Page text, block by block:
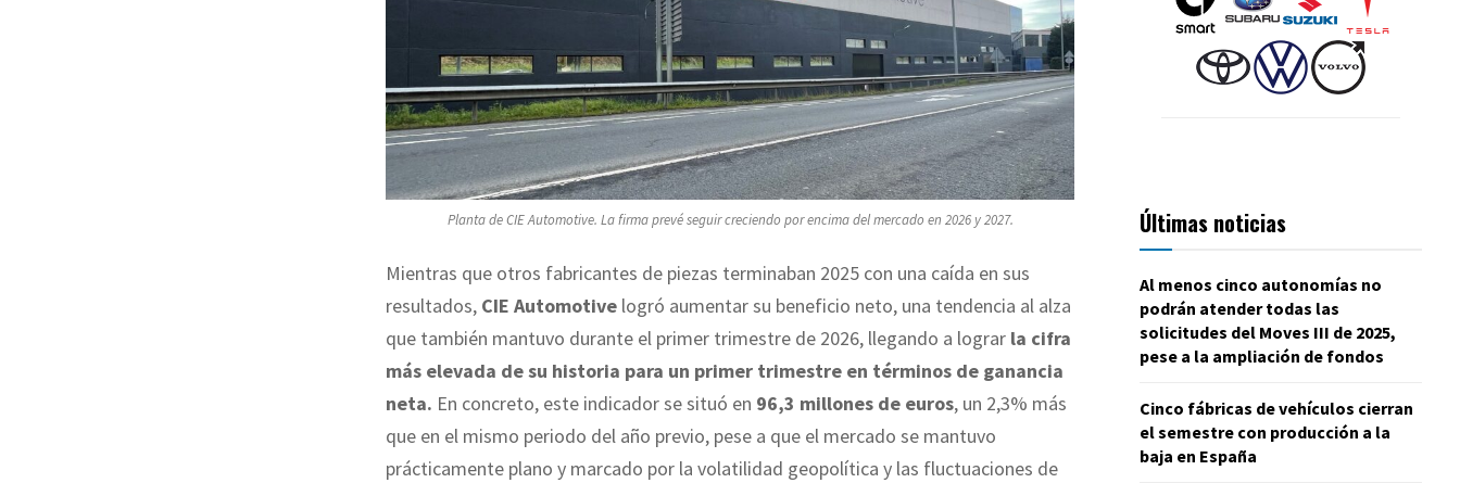
Planta de CIE Automotive. La firma prevé seguir creciendo por encima del mercado en 2026 y 2027.
Mientras que otros fabricantes de piezas terminaban 2025 con una caída en sus
resultados, CIE Automotive logró aumentar su beneficio neto, una tendencia al alza
que también mantuvo durante el primer trimestre de 2026, llegando a lograr la cifra
más elevada de su historia para un primer trimestre en términos de ganancia
neta. En concreto, este indicador se situó en 96,3 millones de euros, un 2,3% más
que en el mismo periodo del año previo, pese a que el mercado se mantuvo
prácticamente plano y marcado por la volatilidad geopolítica y las fluctuaciones de
Últimas noticias
Al menos cinco autonomías no
podrán atender todas las
solicitudes del Moves III de 2025,
pese a la ampliación de fondos
Cinco fábricas de vehículos cierran
el semestre con producción a la
baja en España